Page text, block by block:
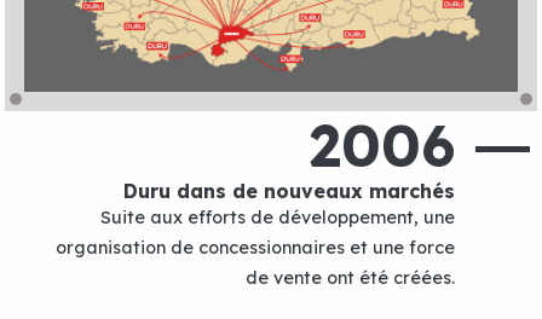
2006
Duru dans de nouveaux marchés
Suite aux efforts de développement, une
organisation de concessionnaires et une force
de vente ont été créées.